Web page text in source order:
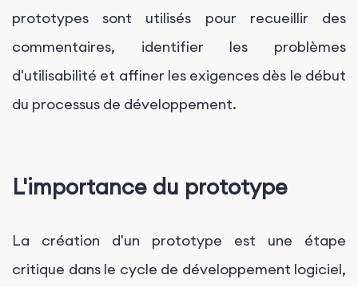
prototypes sont utilisés pour recueillir des
commentaires, identifier les problèmes
d'utilisabilité et affiner les exigences dès le début
du processus de développement.
L'importance du prototype
La création d'un prototype est une étape
critique dans le cycle de développement logiciel,